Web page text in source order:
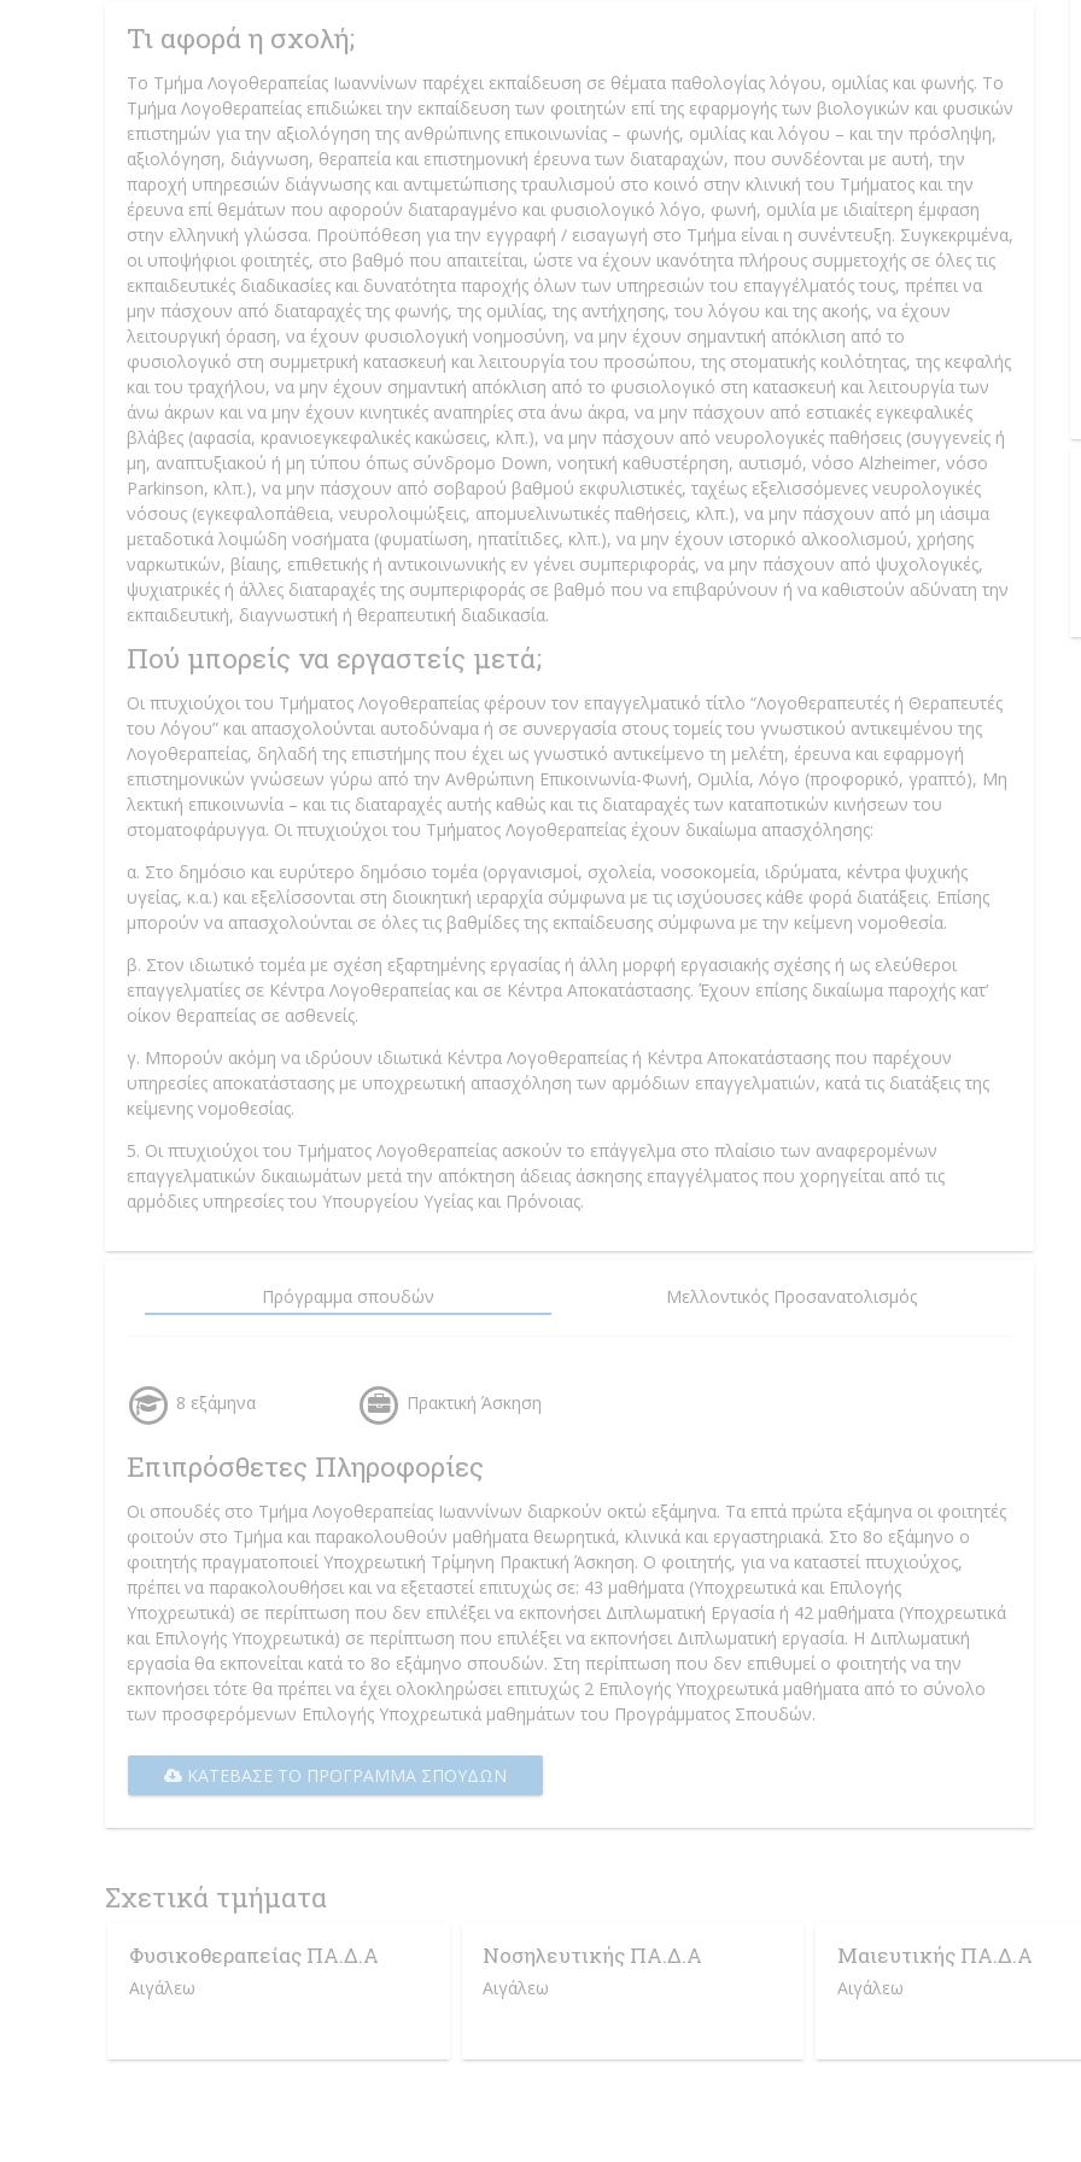
Τι αφορά η σχολή;
Το Τμήμα Λογοθεραπείας Ιωαννίνων παρέχει εκπαίδευση σε θέματα παθολογίας λόγου, ομιλίας και φωνής. Το
Τμήμα Λογοθεραπείας επιδιώκει την εκπαίδευση των φοιτητών επί της εφαρμογής των βιολογικών και φυσικών
επιστημών για την αξιολόγηση της ανθρώπινης επικοινωνίας – φωνής, ομιλίας και λόγου – και την πρόσληψη,
αξιολόγηση, διάγνωση, θεραπεία και επιστημονική έρευνα των διαταραχών, που συνδέονται με αυτή, την
παροχή υπηρεσιών διάγνωσης και αντιμετώπισης τραυλισμού στο κοινό στην κλινική του Τμήματος και την
έρευνα επί θεμάτων που αφορούν διαταραγμένο και φυσιολογικό λόγο, φωνή, ομιλία με ιδιαίτερη έμφαση
στην ελληνική γλώσσα. Προϋπόθεση για την εγγραφή / εισαγωγή στο Τμήμα είναι η συνέντευξη. Συγκεκριμένα,
οι υποψήφιοι φοιτητές, στο βαθμό που απαιτείται, ώστε να έχουν ικανότητα πλήρους συμμετοχής σε όλες τις
εκπαιδευτικές διαδικασίες και δυνατότητα παροχής όλων των υπηρεσιών του επαγγέλματός τους, πρέπει να
μην πάσχουν από διαταραχές της φωνής, της ομιλίας, της αντήχησης, του λόγου και της ακοής, να έχουν
λειτουργική όραση, να έχουν φυσιολογική νοημοσύνη, να μην έχουν σημαντική απόκλιση από το
φυσιολογικό στη συμμετρική κατασκευή και λειτουργία του προσώπου, της στοματικής κοιλότητας, της κεφαλής
και του τραχήλου, να μην έχουν σημαντική απόκλιση από το φυσιολογικό στη κατασκευή και λειτουργία των
άνω άκρων και να μην έχουν κινητικές αναπηρίες στα άνω άκρα, να μην πάσχουν από εστιακές εγκεφαλικές
βλάβες (αφασία, κρανιοεγκεφαλικές κακώσεις, κλπ.), να μην πάσχουν από νευρολογικές παθήσεις (συγγενείς ή
μη, αναπτυξιακού ή μη τύπου όπως σύνδρομο Down, νοητική καθυστέρηση, αυτισμό, νόσο Alzheimer, νόσο
Parkinson, κλπ.), να μην πάσχουν από σοβαρού βαθμού εκφυλιστικές, ταχέως εξελισσόμενες νευρολογικές
νόσους (εγκεφαλοπάθεια, νευρολοιμώξεις, απομυελινωτικές παθήσεις, κλπ.), να μην πάσχουν από μη ιάσιμα
μεταδοτικά λοιμώδη νοσήματα (φυματίωση, ηπατίτιδες, κλπ.), να μην έχουν ιστορικό αλκοολισμού, χρήσης
ναρκωτικών, βίαιης, επιθετικής ή αντικοινωνικής εν γένει συμπεριφοράς, να μην πάσχουν από ψυχολογικές,
ψυχιατρικές ή άλλες διαταραχές της συμπεριφοράς σε βαθμό που να επιβαρύνουν ή να καθιστούν αδύνατη την
εκπαιδευτική, διαγνωστική ή θεραπευτική διαδικασία.
Πού μπορείς να εργαστείς μετά;
Οι πτυχιούχοι του Τμήματος Λογοθεραπείας φέρουν τον επαγγελματικό τίτλο “Λογοθεραπευτές ή Θεραπευτές
του Λόγου” και απασχολούνται αυτοδύναμα ή σε συνεργασία στους τομείς του γνωστικού αντικειμένου της
Λογοθεραπείας, δηλαδή της επιστήμης που έχει ως γνωστικό αντικείμενο τη μελέτη, έρευνα και εφαρμογή
επιστημονικών γνώσεων γύρω από την Ανθρώπινη Επικοινωνία-Φωνή, Ομιλία, Λόγο (προφορικό, γραπτό), Μη
λεκτική επικοινωνία – και τις διαταραχές αυτής καθώς και τις διαταραχές των καταποτικών κινήσεων του
στοματοφάρυγγα. Οι πτυχιούχοι του Τμήματος Λογοθεραπείας έχουν δικαίωμα απασχόλησης:
α. Στο δημόσιο και ευρύτερο δημόσιο τομέα (οργανισμοί, σχολεία, νοσοκομεία, ιδρύματα, κέντρα ψυχικής
υγείας, κ.α.) και εξελίσσονται στη διοικητική ιεραρχία σύμφωνα με τις ισχύουσες κάθε φορά διατάξεις. Επίσης
μπορούν να απασχολούνται σε όλες τις βαθμίδες της εκπαίδευσης σύμφωνα με την κείμενη νομοθεσία.
β. Στον ιδιωτικό τομέα με σχέση εξαρτημένης εργασίας ή άλλη μορφή εργασιακής σχέσης ή ως ελεύθεροι
επαγγελματίες σε Κέντρα Λογοθεραπείας και σε Κέντρα Αποκατάστασης. Έχουν επίσης δικαίωμα παροχής κατ’
οίκον θεραπείας σε ασθενείς.
γ. Μπορούν ακόμη να ιδρύουν ιδιωτικά Κέντρα Λογοθεραπείας ή Κέντρα Αποκατάστασης που παρέχουν
υπηρεσίες αποκατάστασης με υποχρεωτική απασχόληση των αρμόδιων επαγγελματιών, κατά τις διατάξεις της
κείμενης νομοθεσίας.
5. Οι πτυχιούχοι του Τμήματος Λογοθεραπείας ασκούν το επάγγελμα στο πλαίσιο των αναφερομένων
επαγγελματικών δικαιωμάτων μετά την απόκτηση άδειας άσκησης επαγγέλματος που χορηγείται από τις
αρμόδιες υπηρεσίες του Υπουργείου Υγείας και Πρόνοιας.
Πρόγραμμα σπουδών Μελλοντικός Προσανατολισμός
8 εξάμηνα Πρακτική Άσκηση
Επιπρόσθετες Πληροφορίες
Οι σπουδές στο Τμήμα Λογοθεραπείας Ιωαννίνων διαρκούν οκτώ εξάμηνα. Τα επτά πρώτα εξάμηνα οι φοιτητές
φοιτούν στο Τμήμα και παρακολουθούν μαθήματα θεωρητικά, κλινικά και εργαστηριακά. Στο 8ο εξάμηνο ο
φοιτητής πραγματοποιεί Υποχρεωτική Τρίμηνη Πρακτική Άσκηση. Ο φοιτητής, για να καταστεί πτυχιούχος,
πρέπει να παρακολουθήσει και να εξεταστεί επιτυχώς σε: 43 μαθήματα (Υποχρεωτικά και Επιλογής
Υποχρεωτικά) σε περίπτωση που δεν επιλέξει να εκπονήσει Διπλωματική Εργασία ή 42 μαθήματα (Υποχρεωτικά
και Επιλογής Υποχρεωτικά) σε περίπτωση που επιλέξει να εκπονήσει Διπλωματική εργασία. Η Διπλωματική
εργασία θα εκπονείται κατά το 8ο εξάμηνο σπουδών. Στη περίπτωση που δεν επιθυμεί ο φοιτητής να την
εκπονήσει τότε θα πρέπει να έχει ολοκληρώσει επιτυχώς 2 Επιλογής Υποχρεωτικά μαθήματα από το σύνολο
των προσφερόμενων Επιλογής Υποχρεωτικά μαθημάτων του Προγράμματος Σπουδών.
ΚΑΤΈΒΑΣΕ ΤΟ ΠΡΌΓΡΑΜΜΑ ΣΠΟΥΔΏΝ
Σχετικά τμήματα
Φυσικοθεραπείας ΠΑ.Δ.Α
Αιγάλεω
Νοσηλευτικής ΠΑ.Δ.Α
Αιγάλεω
Μαιευτικής ΠΑ.Δ.Α
Αιγάλεω